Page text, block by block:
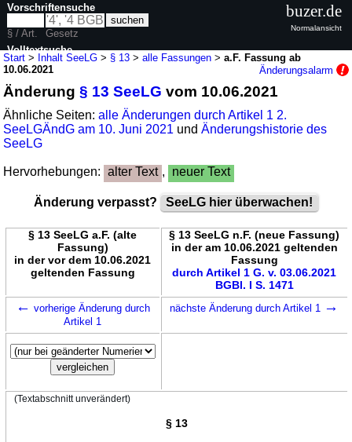
Start > Inhalt SeeLG > § 13 >alle Fassungen >a.F. Fassung ab
10.06.2021
Änderungsalarm
Änderung§ 13 SeeLG vom 10.06.2021
Ähnliche Seiten:alle Änderungen durch Artikel 1 2.
SeeLGÄndG am 10. Juni 2021 undÄnderungshistorie des
SeeLG
Hervorhebungen: alter Text , neuer Text
Änderung verpasst? SeeLG hier überwachen!
§ 13 SeeLG a.F. (alte
Fassung)
in der vor dem 10.06.2021
geltenden Fassung
§ 13 SeeLG n.F. (neue Fassung)
in der am 10.06.2021 geltenden
Fassung
durch Artikel 1 G. v. 03.06.2021
BGBl. I S. 1471
← vorherige Änderung durch
Artikel 1
nächste Änderung durch Artikel 1 →
(Textabschnitt unverändert)
§ 13
Vorschriftensuche
§ / Art.
Gesetz
Volltextsuche
buzer.de
Normalansicht